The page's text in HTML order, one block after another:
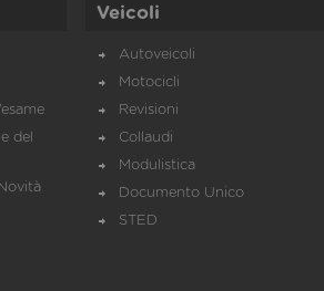
del
Veicoli
Autoveicoli
Motocicli
Revisioni
Collaudi
Modulistica
Documento Unico
STED